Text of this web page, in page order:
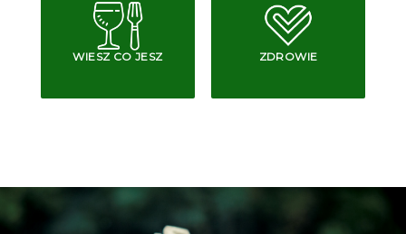
WIESZ CO JESZ ZDROWIE